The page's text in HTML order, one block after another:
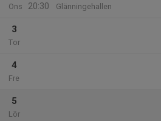
Ons
20:30
Glänningehallen
3
Tor
4
Fre
5
Lör